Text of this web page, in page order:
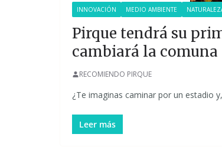
INNOVACIÓN MEDIO AMBIENTE
Pirque tendrá su
cambiará la comuna
RECOMIENDO PIRQUE
¿Te imaginas caminar por un estadio
Leer más